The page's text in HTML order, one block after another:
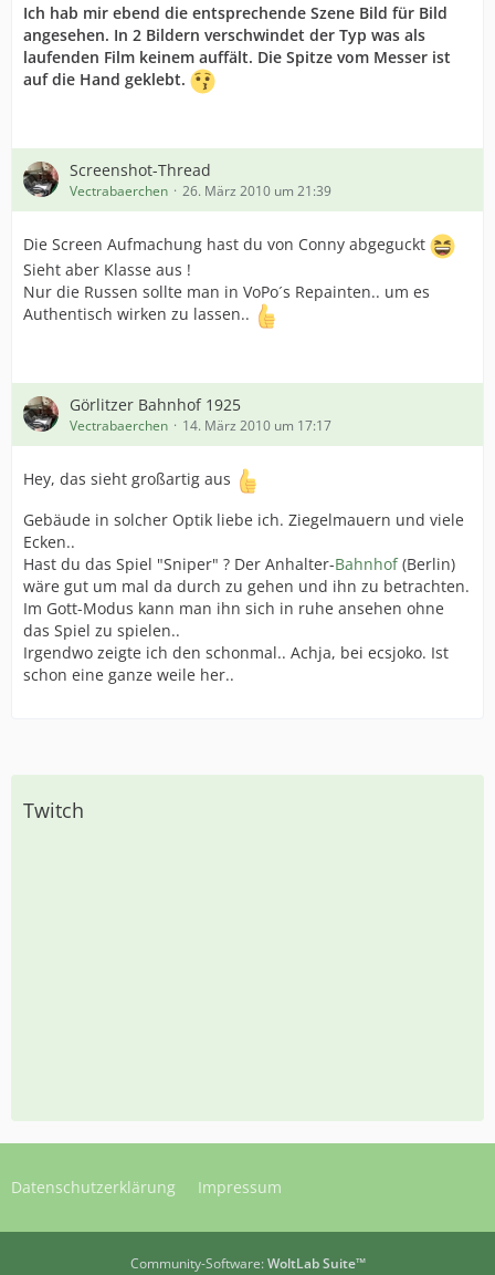
Ich hab mir ebend die entsprechende Szene Bild für Bild
angesehen. In 2 Bildern verschwindet der Typ was als
laufenden Film keinem auffält. Die Spitze vom Messer ist
auf die Hand geklebt.
Screenshot-Thread
Vectrabaerchen 26. März 2010 um 21:39
Die Screen Aufmachung hast du von Conny abgeguckt
Sieht aber Klasse aus !
Nur die Russen sollte man in VoPo´s Repainten.. um es
Authentisch wirken zu lassen..
Görlitzer Bahnhof 1925
Vectrabaerchen 14. März 2010 um 17:17
Hey, das sieht großartig aus
Gebäude in solcher Optik liebe ich. Ziegelmauern und viele
Ecken..
Hast du das Spiel "Sniper" ? Der Anhalter-Bahnhof(Berlin)
wäre gut um mal da durch zu gehen und ihn zu betrachten.
Im Gott-Modus kann man ihn sich in ruhe ansehen ohne
das Spiel zu spielen..
Irgendwo zeigte ich den schonmal.. Achja, bei ecsjoko. Ist
schon eine ganze weile her..
Twitch
Datenschutzerklärung Impressum
Community-Software: WoltLab Suite™